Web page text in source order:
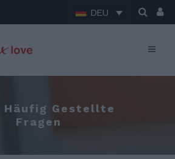
DEU
Häufig Gestellte
Fragen